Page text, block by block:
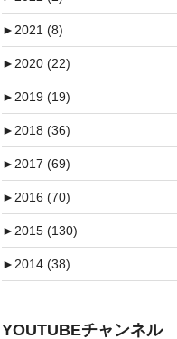
►2021 (8)
►2020 (22)
►2019 (19)
►2018 (36)
►2017 (69)
►2016 (70)
►2015 (130)
►2014 (38)
YOUTUBEチャンネル